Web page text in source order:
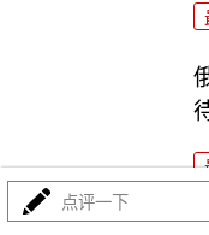
欧盟气候监测机构
点评一下